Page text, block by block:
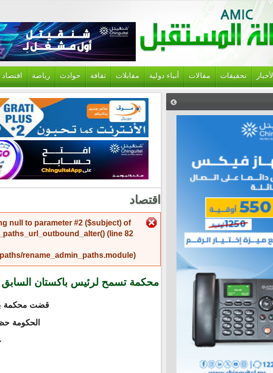
الأخبار تحقيقات مقالات أنباء دولية مقابلات ثقافة حوادث رياضة اقتصاد
اقتصاد
رسالة الخطأ
null to parameter #2 ($subject) of
(line 82
rename_admin_paths.module).
محكمة تسمح لرئيس باكستان السابق
قضت محكمة
الحكومة